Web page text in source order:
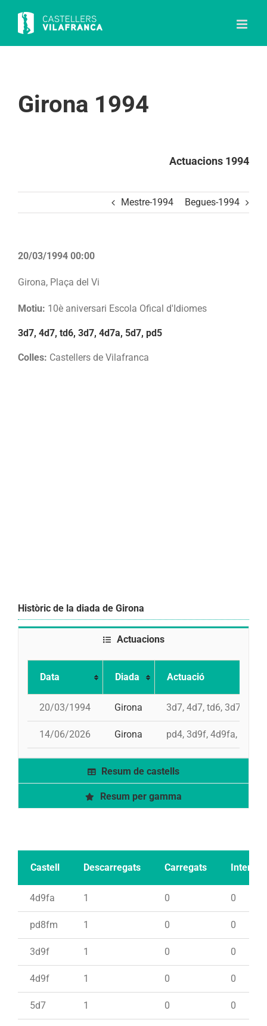
content
Girona 1994
Actuacions 1994
Mestre-1994 Begues-1994
20/03/1994 00:00
Girona, Plaça del Vi
Motiu: 10è aniversari Escola Ofical d'Idiomes
3d7, 4d7, td6, 3d7, 4d7a, 5d7, pd5
Colles: Castellers de Vilafranca
Històric de la diada de Girona
Actuacions
Data Diada Actuació
20/03/1994 Girona 3d7, 4d7, td6, 3d7,
14/06/2026 Girona pd4, 3d9f, 4d9fa, 4d9f,
Resum de castells
Resum per gamma
Castell Descarregats Carregats Intents
4d9fa 1 0 0
pd8fm 1 0 0
3d9f 1 0 0
4d9f 1 0 0
5d7 1 0 0